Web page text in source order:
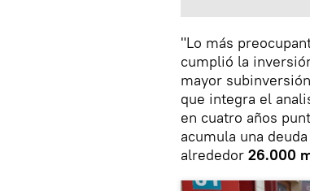
"Lo más
cumplió la
mayor
que integra el
en cuatro años
acumula una
alrededor 26.000